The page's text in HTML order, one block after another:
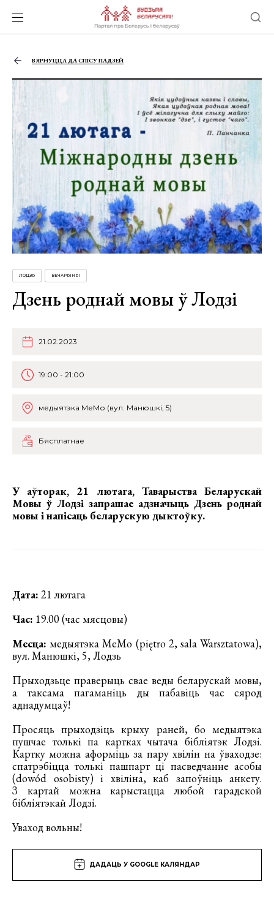
ВЯРНУЦЦА ДА СПІСУ ПАДЗЕЙ
ЛОДЗЬ ВЕЧАРЫНЫ
Дзень роднай мовы ў Лодзі
21.02.2023
19:00 - 21:00
медыятэка МеМо (вул. Манюшкі, 5)
Бясплатнае
У аўторак, 21 лютага, Таварыства Беларускай
Мовы ў Лодзі запрашае адзначыць Дзень роднай
мовы і напісаць беларускую дыктоўку.
Дата: 21 лютага
Час: 19.00 (час мясцовы)
Месца: медыятэка МеМо (piętro 2, sala Warsztatowa),
вул. Манюшкі, 5, Лодзь
Прыходзьце праверыць свае веды беларускай мовы,
а таксама пагаманіць ды пабавіць час сярод
аднадумцаў!
Просяць прыходзіць крыху раней, бо медыятэка
пушчае толькі па картках чытача бібліятэк Лодзі.
Картку можна аформіць за пару хвілін на ўваходзе:
спатрэбіцца толькі пашпарт ці пасведчанне асобы
(dowód osobisty) і хвіліна, каб запоўніць анкету.
З картай можна карыстацца любой гарадской
бібліятэкай Лодзі.
Уваход вольны!
ДАДАЦЬ У GOOGLE КАЛЯНДАР